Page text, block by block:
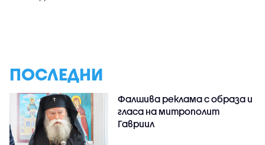
ПОСЛЕДНИ
Фалшива реклама с образа и
гласа на митрополит
Гавриил